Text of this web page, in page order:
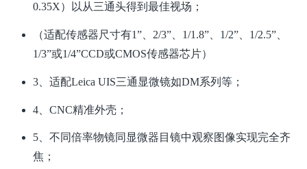
0.35X）以从三通头得到最佳视场；
（适配传感器尺寸有1”、2/3”、1/1.8”、1/2”、1/2.5”、
1/3”或1/4”CCD或CMOS传感器芯片）
3、适配Leica UIS三通显微镜如DM系列等；
4、CNC精准外壳；
5、不同倍率物镜同显微器目镜中观察图像实现完全齐
焦；